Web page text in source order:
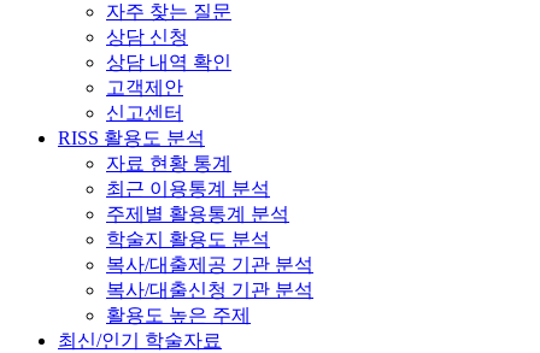
자주 찾는 질문
상담 신청
상담 내역 확인
고객제안
신고센터
RISS 활용도 분석
자료 현황 통계
최근 이용통계 분석
주제별 활용통계 분석
학술지 활용도 분석
복사/대출제공 기관 분석
복사/대출신청 기관 분석
활용도 높은 주제
최신/인기 학술자료